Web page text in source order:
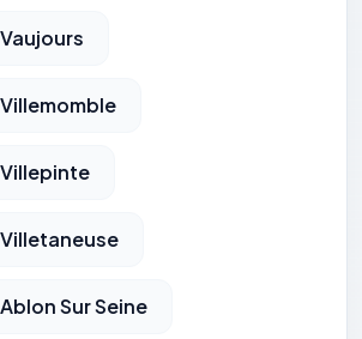
Sur Seine